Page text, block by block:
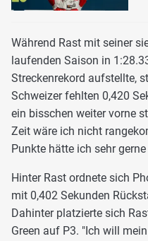
Während Rast mit seiner
laufenden Saison in
Streckenrekord aufstellte,
Schweizer fehlten 0,420
ein bisschen weiter vorne
Zeit wäre ich nicht
Punkte hätte ich sehr
Hinter Rast ordnete sich
mit 0,402 Sekunden
Dahinter platzierte sich
Green auf P3. "Ich will